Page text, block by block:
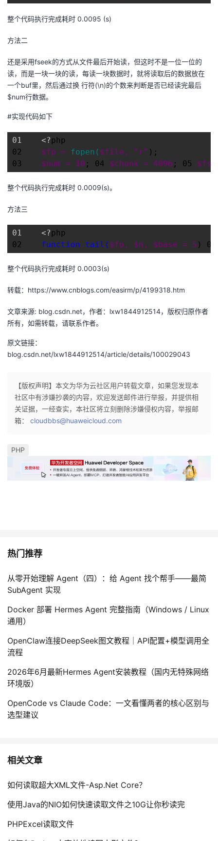
整个代码执行完成耗时 0.0095 (s)
方法二
还是采用fseek的方式从文件最后开始读，但这时不是一位一位的
读，而是一块一块的读，每读一块数据时，就将读取后的数据放在
一个buf里，然后通过换 行符(\n)的个数来判断是否已经读完最后
$num行数据。
#实现代码如下
01    <?php
02 $fp = fopen( $file, "r" );
03 $num = 10 ; 04 $chunk = 4096 ; 05 $fs
整个代码执行完成耗时 0.0009(s)。
方法三
01    <?php
02 function tail( $fp, $n, $base = 5 ) 03
整个代码执行完成耗时 0.0003(s)
转载：https://www.cnblogs.com/easirm/p/4199318.htm
文章来源: blog.csdn.net，作者：lxw1844912514，版权归原作者
所有，如需转载，请联系作者。
原文链接：
blog.csdn.net/lxw1844912514/article/details/100029043
【版权声明】本文为华为云社区用户转载文章，如果您发现本
社区中有涉嫌抄袭的内容，欢迎发送邮件进行举报，并提供相
关证据，一经查实，本社区将立刻删除涉嫌侵权内容，举报邮
箱： cloudbbs@huaweicloud.com
PHP
热门推荐
从零开始理解 Agent（四）：给 Agent 找个帮手——最简
SubAgent 实现
Docker 部署 Hermes Agent 完整指南（Windows / Linux
通用）
OpenClaw连接DeepSeek图文教程｜API配置+模型调用全
流程
2026年6月最新Hermes Agent安装教程（国内无特殊网络
环境版）
OpenCode vs Claude Code：一文看懂两者的核心区别与
选型建议
相关文章
如何读取超大XML文件-Asp.Net Core？
使用Java的NIO如何快速读取文件之10G让你秒读完
PHPExcel读取文件